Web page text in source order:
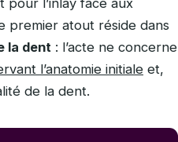
pour l’inlay face aux
premier atout réside dans
la dent : l’acte ne concerne
l’anatomie initiale et,
de la dent.